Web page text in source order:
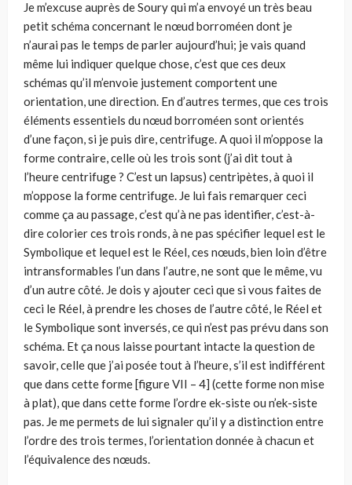
Je m’excuse auprès de Soury qui m’a envoyé un très beau
petit schéma concernant le nœud borroméen dont je
n’aurai pas le temps de parler aujourd’hui; je vais quand
même lui indiquer quelque chose, c’est que ces deux
schémas qu’il m’envoie justement comportent une
orientation, une direction. En d’autres termes, que ces trois
éléments essentiels du nœud borroméen sont orientés
d’une façon, si je puis dire, centrifuge. A quoi il m’oppose la
forme contraire, celle où les trois sont (j’ai dit tout à
l’heure centrifuge ? C’est un lapsus) centripètes, à quoi il
m’oppose la forme centrifuge. Je lui fais remarquer ceci
comme ça au passage, c’est qu’à ne pas identifier, c’est-à-
dire colorier ces trois ronds, à ne pas spécifier lequel est le
Symbolique et lequel est le Réel, ces nœuds, bien loin d’être
intransformables l’un dans l’autre, ne sont que le même, vu
d’un autre côté. Je dois y ajouter ceci que si vous faites de
ceci le Réel, à prendre les choses de l’autre côté, le Réel et
le Symbolique sont inversés, ce qui n’est pas prévu dans son
schéma. Et ça nous laisse pourtant intacte la question de
savoir, celle que j’ai posée tout à l’heure, s’il est indifférent
que dans cette forme [figure VII – 4] (cette forme non mise
à plat), que dans cette forme l’ordre ek-siste ou n’ek-siste
pas. Je me permets de lui signaler qu’il y a distinction entre
l’ordre des trois termes, l’orientation donnée à chacun et
l’équivalence des nœuds.